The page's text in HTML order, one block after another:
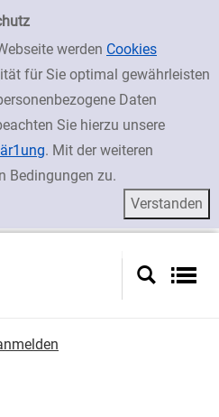
werden Cookies
für Sie optimal gewährleisten
Daten
Sie hierzu unsere
. Mit der weiteren
Bedingungen zu.